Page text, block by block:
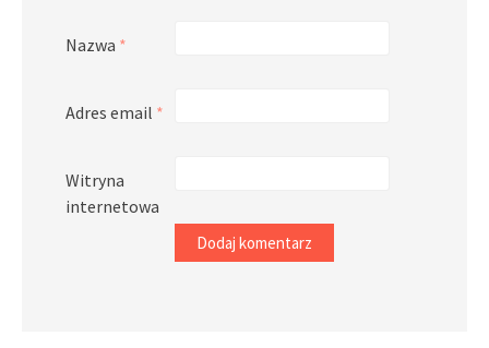
Nazwa *
Adres email *
Witryna
internetowa